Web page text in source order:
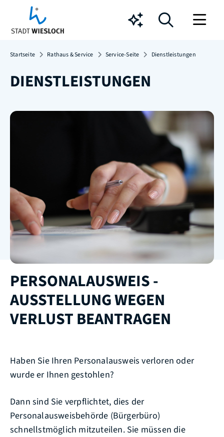
Chatbot
Startseite Rathaus & Service Service-Seite Dienstleistungen
DIENSTLEISTUNGEN
PERSONALAUSWEIS -
AUSSTELLUNG WEGEN
VERLUST BEANTRAGEN
Haben Sie Ihren Personalausweis verloren oder
wurde er Ihnen gestohlen?
Dann sind Sie verpflichtet, dies der
Personalausweisbehörde (Bürgerbüro)
schnellstmöglich mitzuteilen. Sie müssen die